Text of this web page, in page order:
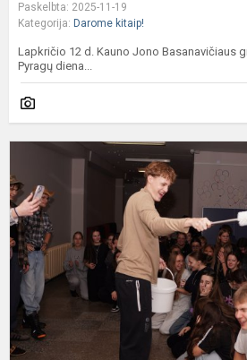
Paskelbta: 2025-11-19
Kategorija: Darome kitaip!
Lapkričio 12 d. Kauno Jono Basanavičiaus
Pyragų diena...